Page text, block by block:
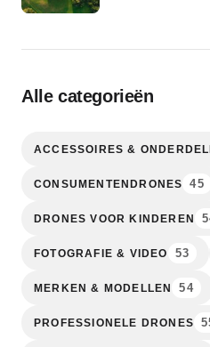
Alle categorieën
ACCESSOIRES &
CONSUMENTENDRONES 45
DRONES VOOR KINDEREN
FOTOGRAFIE & VIDEO 53
MERKEN & MODELLEN 54
PROFESSIONELE DRONES